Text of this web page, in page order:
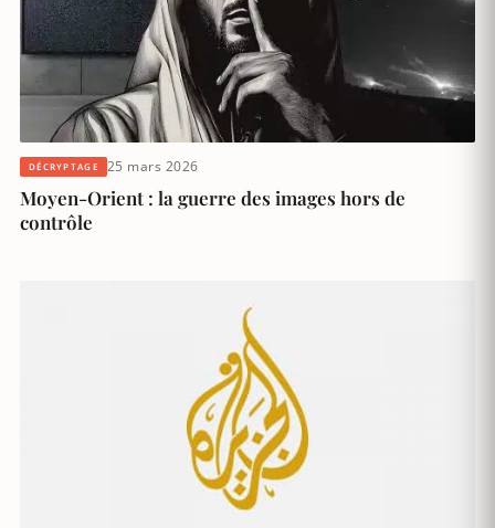
DÉCRYPTAGE 25 mars 2026
Moyen-Orient : la guerre des images hors de
contrôle